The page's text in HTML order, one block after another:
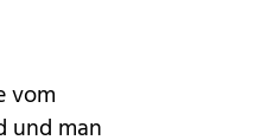
vom
und man